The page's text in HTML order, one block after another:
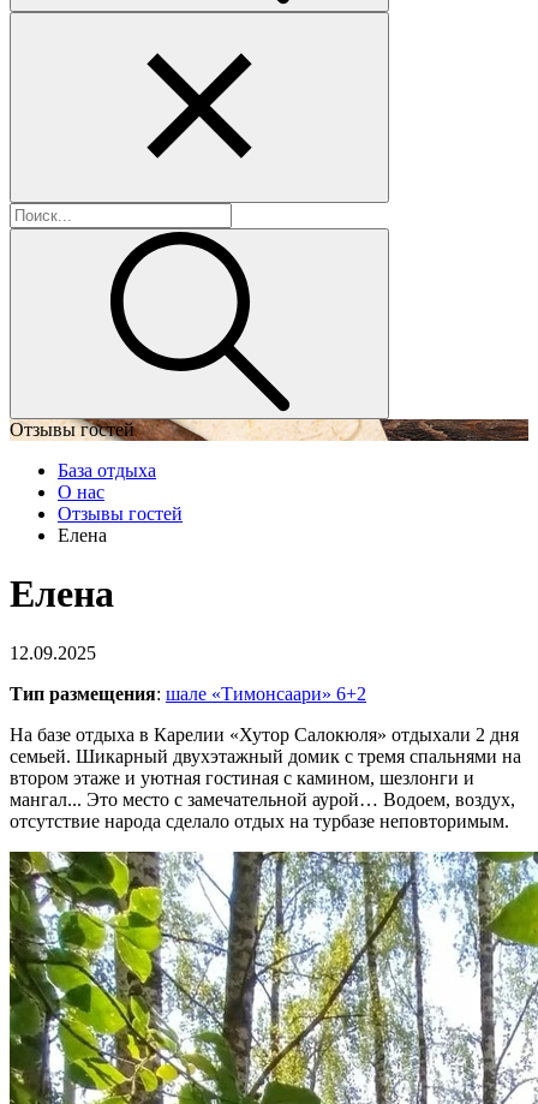
Отзывы гостей
База отдыха
О нас
Отзывы гостей
Елена
Елена
12.09.2025
Тип размещения: шале «Тимонсаари» 6+2
На базе отдыха в Карелии «Хутор Салокюля» отдыхали 2 дня
семьей. Шикарный двухэтажный домик с тремя спальнями на
втором этаже и уютная гостиная с камином, шезлонги и
мангал... Это место с замечательной аурой… Водоем, воздух,
отсутствие народа сделало отдых на турбазе неповторимым.